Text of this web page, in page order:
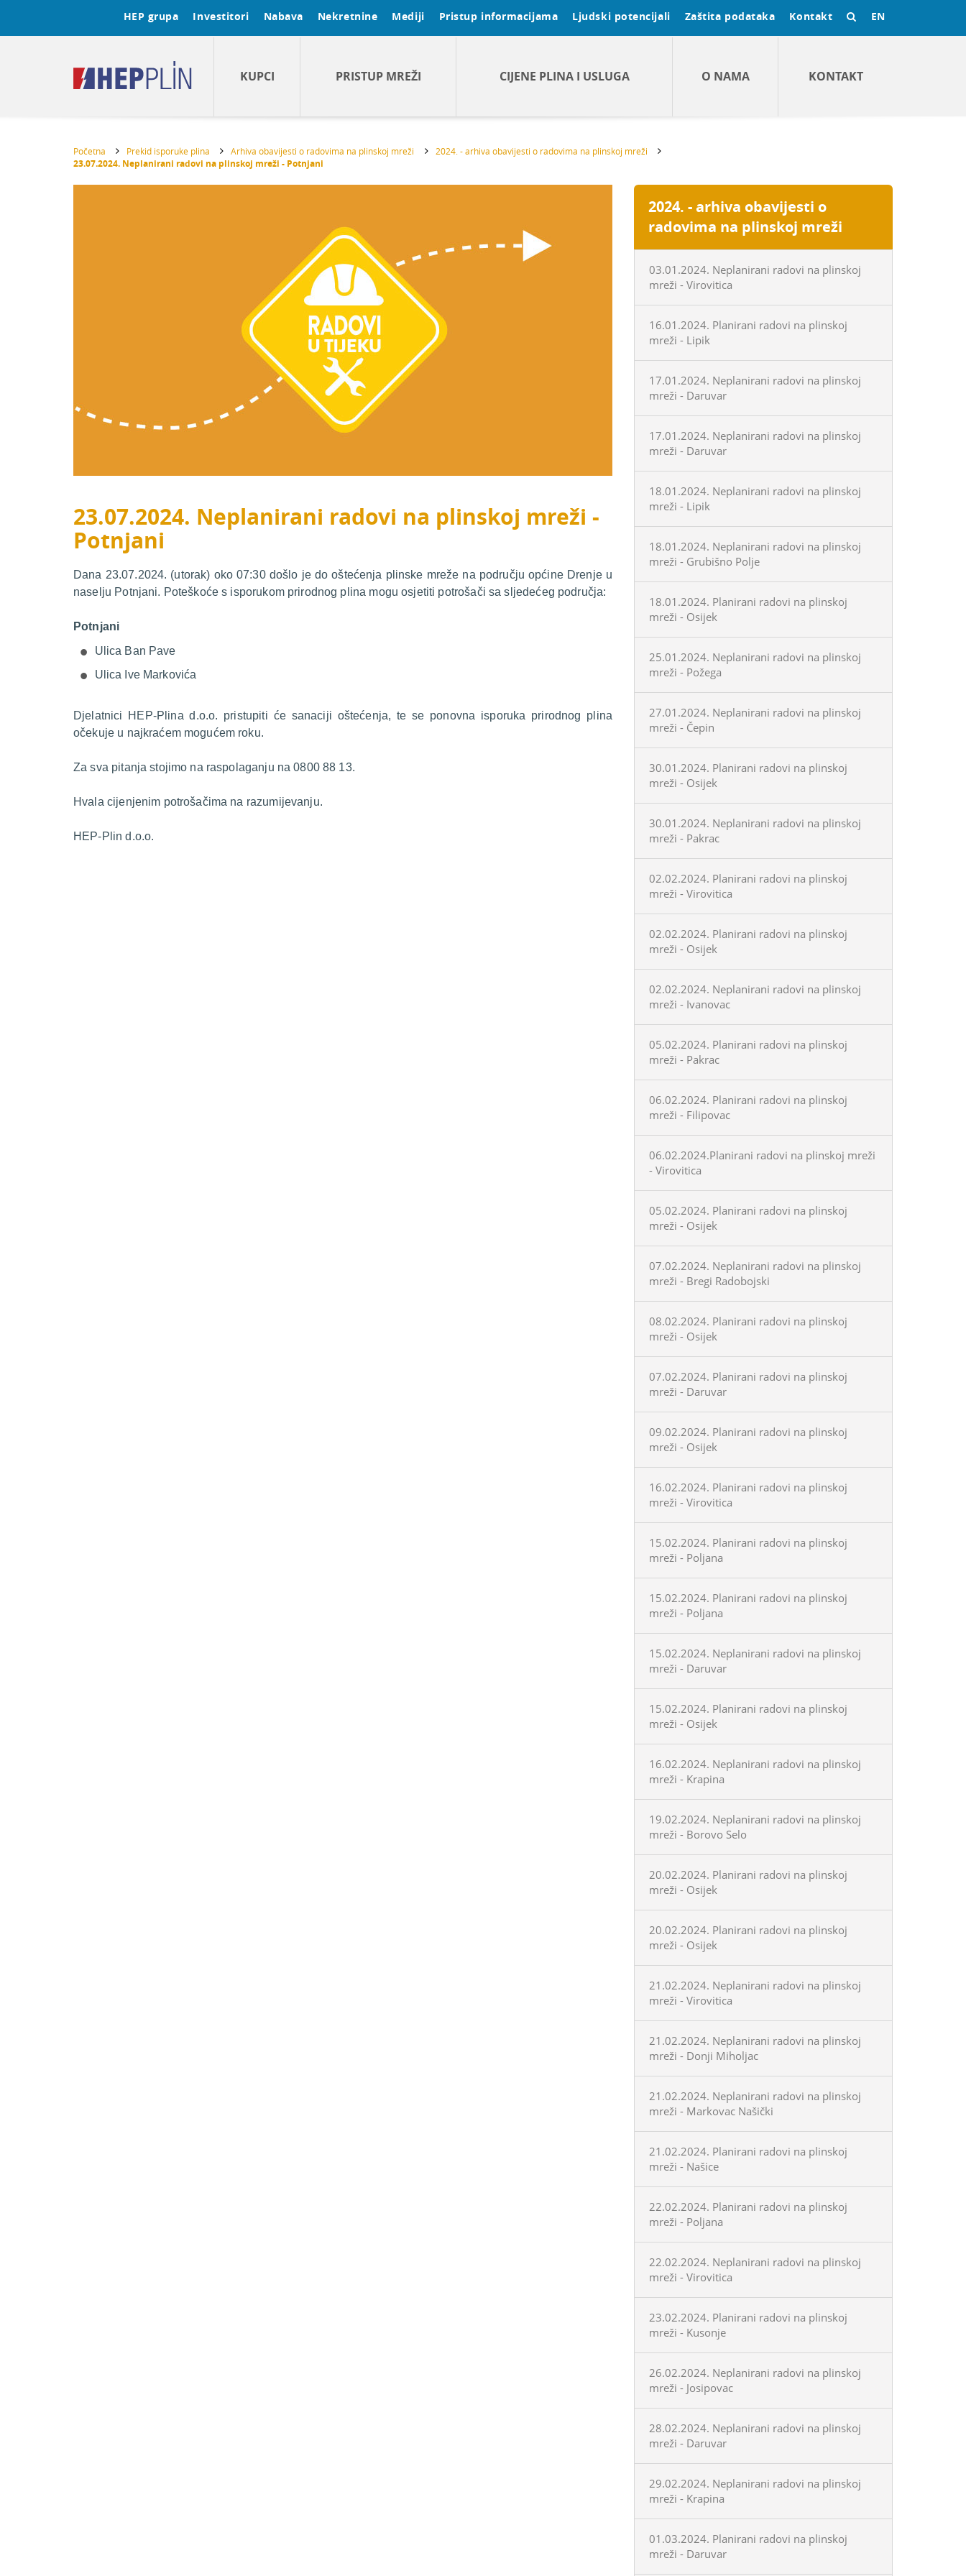
HEP grupa Investitori Nabava Nekretnine Mediji Pristup informacijama Ljudski potencijali Zaštita podataka Kontakt EN
KUPCI PRISTUP MREŽI CIJENE PLINA I USLUGA O NAMA KONTAKT
Početna Prekid isporuke plina Arhiva obavijesti o radovima na plinskoj mreži 2024. - arhiva obavijesti o radovima na plinskoj mreži
23.07.2024. Neplanirani radovi na plinskoj mreži - Potnjani
23.07.2024. Neplanirani radovi na plinskoj mreži -
Potnjani
Dana 23.07.2024. (utorak) oko 07:30 došlo je do oštećenja plinske mreže na području općine Drenje u
naselju Potnjani. Poteškoće s isporukom prirodnog plina mogu osjetiti potrošači sa sljedećeg područja:
Potnjani
Ulica Ban Pave
Ulica Ive Markovića
Djelatnici HEP-Plina d.o.o. pristupiti će sanaciji oštećenja, te se ponovna isporuka prirodnog plina
očekuje u najkraćem mogućem roku.
Za sva pitanja stojimo na raspolaganju na 0800 88 13.
Hvala cijenjenim potrošačima na razumijevanju.
HEP-Plin d.o.o.
2024. - arhiva obavijesti o
radovima na plinskoj mreži
03.01.2024. Neplanirani radovi na plinskoj
mreži - Virovitica
16.01.2024. Planirani radovi na plinskoj
mreži - Lipik
17.01.2024. Neplanirani radovi na plinskoj
mreži - Daruvar
17.01.2024. Neplanirani radovi na plinskoj
mreži - Daruvar
18.01.2024. Neplanirani radovi na plinskoj
mreži - Lipik
18.01.2024. Neplanirani radovi na plinskoj
mreži - Grubišno Polje
18.01.2024. Planirani radovi na plinskoj
mreži - Osijek
25.01.2024. Neplanirani radovi na plinskoj
mreži - Požega
27.01.2024. Neplanirani radovi na plinskoj
mreži - Čepin
30.01.2024. Planirani radovi na plinskoj
mreži - Osijek
30.01.2024. Neplanirani radovi na plinskoj
mreži - Pakrac
02.02.2024. Planirani radovi na plinskoj
mreži - Virovitica
02.02.2024. Planirani radovi na plinskoj
mreži - Osijek
02.02.2024. Neplanirani radovi na plinskoj
mreži - Ivanovac
05.02.2024. Planirani radovi na plinskoj
mreži - Pakrac
06.02.2024. Planirani radovi na plinskoj
mreži - Filipovac
06.02.2024.Planirani radovi na plinskoj mreži
- Virovitica
05.02.2024. Planirani radovi na plinskoj
mreži - Osijek
07.02.2024. Neplanirani radovi na plinskoj
mreži - Bregi Radobojski
08.02.2024. Planirani radovi na plinskoj
mreži - Osijek
07.02.2024. Planirani radovi na plinskoj
mreži - Daruvar
09.02.2024. Planirani radovi na plinskoj
mreži - Osijek
16.02.2024. Planirani radovi na plinskoj
mreži - Virovitica
15.02.2024. Planirani radovi na plinskoj
mreži - Poljana
15.02.2024. Planirani radovi na plinskoj
mreži - Poljana
15.02.2024. Neplanirani radovi na plinskoj
mreži - Daruvar
15.02.2024. Planirani radovi na plinskoj
mreži - Osijek
16.02.2024. Neplanirani radovi na plinskoj
mreži - Krapina
19.02.2024. Neplanirani radovi na plinskoj
mreži - Borovo Selo
20.02.2024. Planirani radovi na plinskoj
mreži - Osijek
20.02.2024. Planirani radovi na plinskoj
mreži - Osijek
21.02.2024. Neplanirani radovi na plinskoj
mreži - Virovitica
21.02.2024. Neplanirani radovi na plinskoj
mreži - Donji Miholjac
21.02.2024. Neplanirani radovi na plinskoj
mreži - Markovac Našički
21.02.2024. Planirani radovi na plinskoj
mreži - Našice
22.02.2024. Planirani radovi na plinskoj
mreži - Poljana
22.02.2024. Neplanirani radovi na plinskoj
mreži - Virovitica
23.02.2024. Planirani radovi na plinskoj
mreži - Kusonje
26.02.2024. Neplanirani radovi na plinskoj
mreži - Josipovac
28.02.2024. Neplanirani radovi na plinskoj
mreži - Daruvar
29.02.2024. Neplanirani radovi na plinskoj
mreži - Krapina
01.03.2024. Planirani radovi na plinskoj
mreži - Daruvar